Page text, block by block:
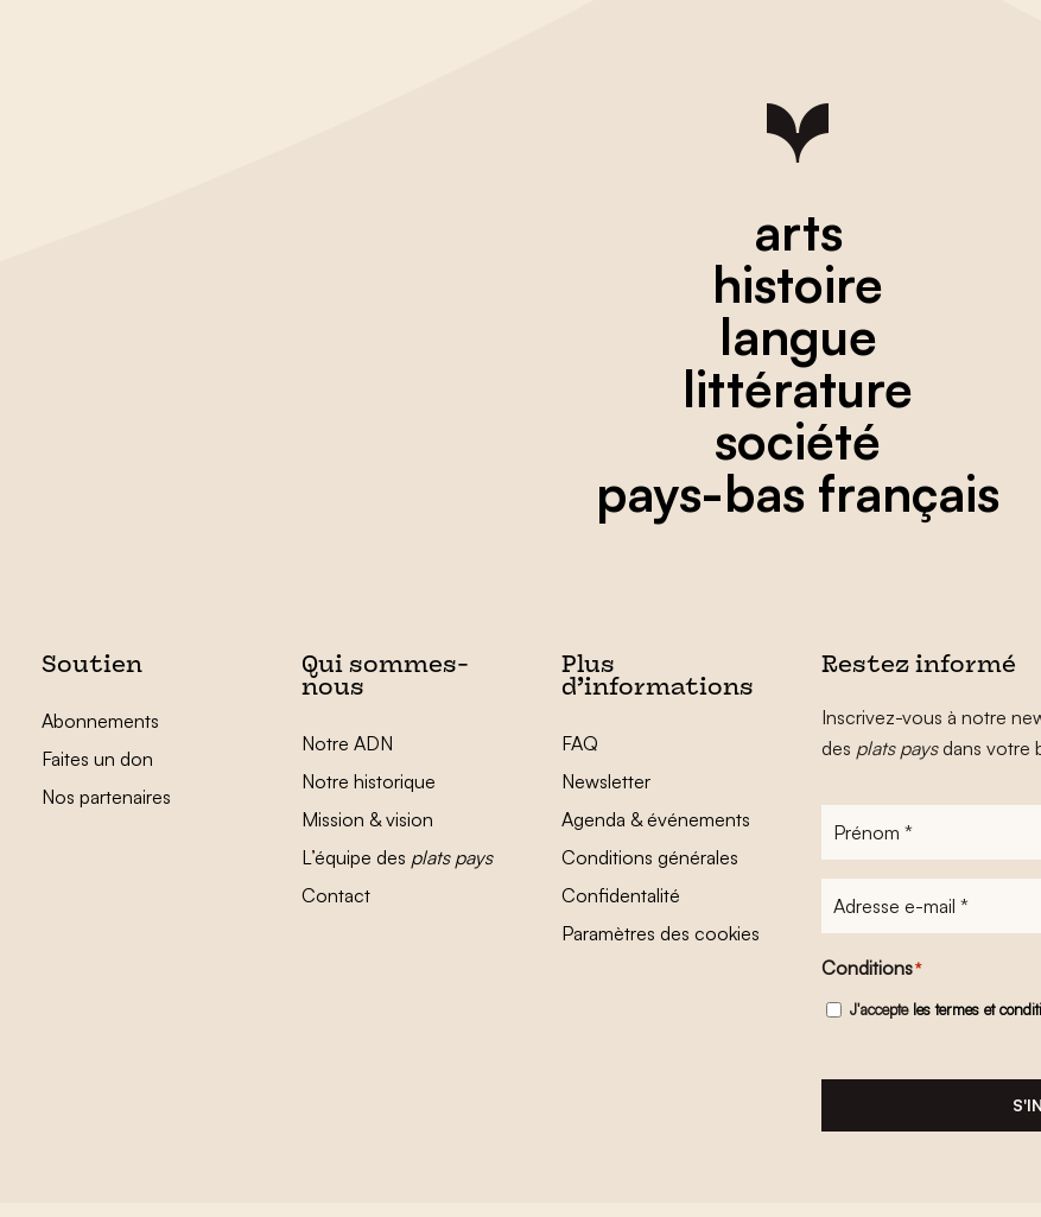
arts
histoire
langue
littérature
société
pays-bas français
Soutien
Abonnements
Faites un don
Nos partenaires
Qui sommes-
nous
Notre ADN
Notre historique
Mission & vision
L’équipe des plats pays
Contact
Plus
d’informations
FAQ
Newsletter
Agenda & événements
Conditions générales
Confidentalité
Paramètres des cookies
Restez informé
Inscrivez-vous à notre
des plats paysdans votre
Prénom
Adresse
mail
Conditions*
J'accepte les termes et